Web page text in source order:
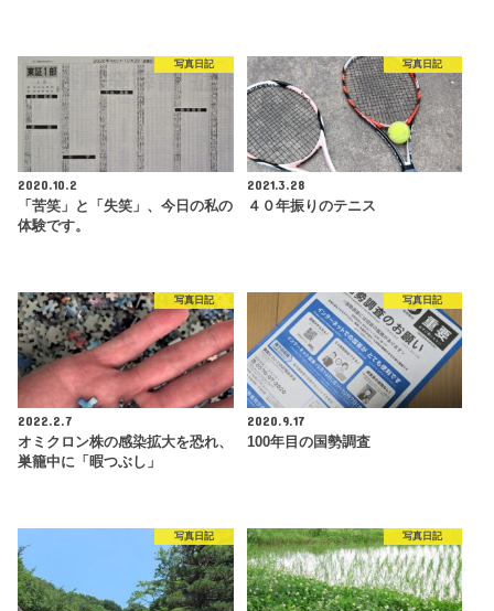
写真日記
2020.10.2
「苦笑」と「失笑」、今日の私の
体験です。
写真日記
2021.3.28
４０年振りのテニス
写真日記
2022.2.7
オミクロン株の感染拡大を恐れ、
巣籠中に「暇つぶし」
写真日記
2020.9.17
100年目の国勢調査
写真日記 写真日記